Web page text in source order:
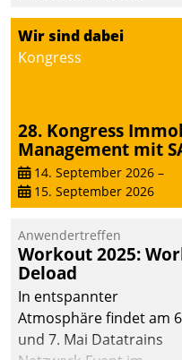
Wir sind dabei
Kongress
28. Kongress
Management mit
14. September 2026 –
15. September 2026
Anwendertreffen
Workout 2025:
Deload
In entspannter
Atmosphäre findet am
und 7. Mai Datatrains